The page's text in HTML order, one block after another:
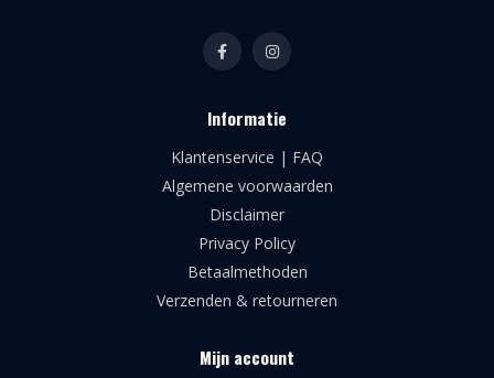
Informatie
Klantenservice | FAQ
Algemene voorwaarden
Disclaimer
Privacy Policy
Betaalmethoden
Verzenden & retourneren
Mijn account